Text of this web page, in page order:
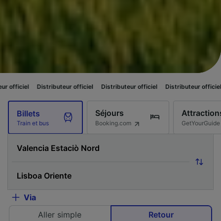
officiel Distributeur officiel Distributeur officiel Distributeur
Billets
Train et bus
Séjours
Booking.com GetYourGuide
Via
Aller simple
Retour